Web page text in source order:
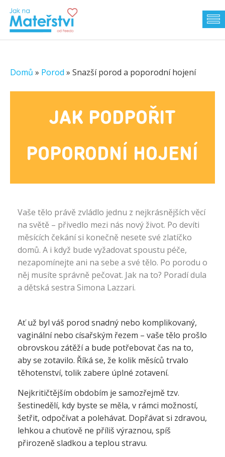
Domů » Porod » Snazší porod a poporodní hojení
JAK PODPOŘIT
POPORODNÍ HOJENÍ
Vaše tělo právě zvládlo jednu z nejkrásnějších věcí
na světě – přivedlo mezi nás nový život. Po devíti
měsících čekání si konečně nesete své zlatíčko
domů. A i když bude vyžadovat spoustu péče,
nezapomínejte ani na sebe a své tělo. Po porodu o
něj musíte správně pečovat. Jak na to? Poradí dula
a dětská sestra Simona Lazzari.
Ať už byl váš porod snadný nebo komplikovaný,
vaginální nebo císařským řezem – vaše tělo prošlo
obrovskou zátěží a bude potřebovat čas na to,
aby se zotavilo. Říká se, že kolik měsíců trvalo
těhotenství, tolik zabere úplné zotavení.
Nejkritičtějším obdobím je samozřejmě tzv.
šestinedělí, kdy byste se měla, v rámci možností,
šetřit, odpočívat a polehávat. Dopřávat si zdravou,
lehkou a chuťově ne příliš výraznou, spíš
přirozeně sladkou a teplou stravu.